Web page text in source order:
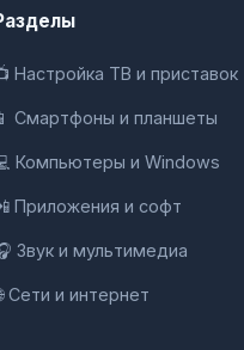
Настройка ТВ и приставок
Смартфоны и планшеты
Компьютеры и Windows
Приложения и софт
Звук и мультимедиа
Сети и интернет